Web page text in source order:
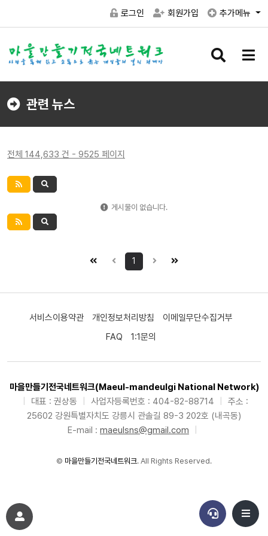
로그인 회원가입 추가메뉴
검
버
메
버
관련 뉴스
전체 144,633 건 - 9525 페이지
게시물이 없습니다.
1
서비스이용약관 개인정보처리방침
이메일무단수집거부
FAQ
1:1문의
마을만들기전국네트워크(Maeul-mandeulgi National Network)
대표 : 권상동 사업자등록번호 : 404-82-88714
주소 :
25602 강원특별자치도 강릉시 관솔길 89-3 202호 (내곡동)
E-mail : maeulsns@gmail.com
© 마을만들기전국네트워크. All Rights Reserved.